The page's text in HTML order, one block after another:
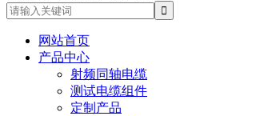
网站首页
产品中心
射频同轴电缆
测试电缆组件
定制产品